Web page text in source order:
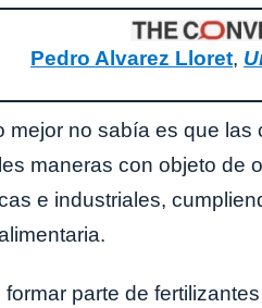
Pedro Alvarez Lloret,
mejor no sabía es que
maneras con objeto de
e industriales,
formar parte de